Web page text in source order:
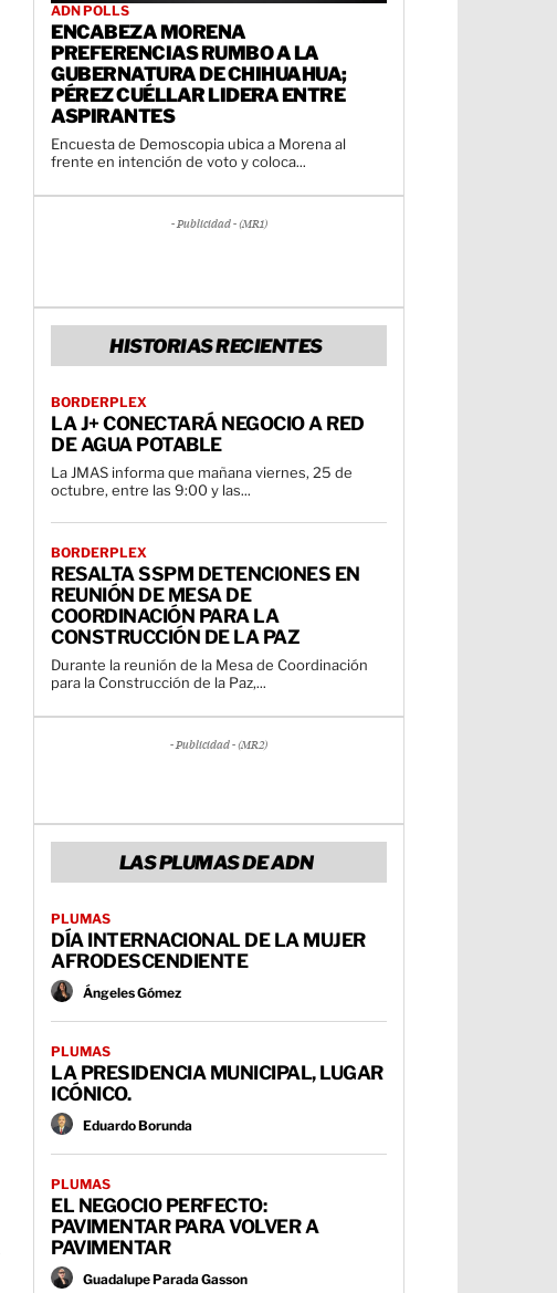
ADN POLLS
ENCABEZA MORENA
PREFERENCIAS RUMBO A LA
GUBERNATURA DE CHIHUAHUA;
PÉREZ CUÉLLAR LIDERA ENTRE
ASPIRANTES
Encuesta de Demoscopia ubica a Morena al
frente en intención de voto y coloca...
- Publicidad - (MR1)
HISTORIAS RECIENTES
BORDERPLEX
LA J+ CONECTARÁ NEGOCIO A RED
DE AGUA POTABLE
La JMAS informa que mañana viernes, 25 de
octubre, entre las 9:00 y las...
BORDERPLEX
RESALTA SSPM DETENCIONES EN
REUNIÓN DE MESA DE
COORDINACIÓN PARA LA
CONSTRUCCIÓN DE LA PAZ
Durante la reunión de la Mesa de Coordinación
para la Construcción de la Paz,...
- Publicidad - (MR2)
LAS PLUMAS DE ADN
PLUMAS
DÍA INTERNACIONAL DE LA MUJER
AFRODESCENDIENTE
Ángeles Gómez
PLUMAS
LA PRESIDENCIA MUNICIPAL, LUGAR
ICÓNICO.
Eduardo Borunda
PLUMAS
EL NEGOCIO PERFECTO:
PAVIMENTAR PARA VOLVER A
PAVIMENTAR
Guadalupe Parada Gasson